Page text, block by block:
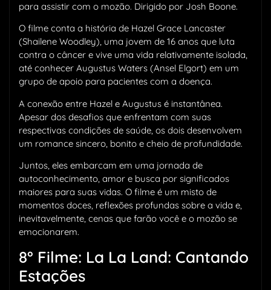
para assistir com o mozão. Dirigido por Josh Boone.
O filme conta a história de Hazel Grace Lancaster
(Shailene Woodley), uma jovem de 16 anos que luta
contra o câncer e vive uma vida relativamente isolada,
até conhecer Augustus Waters (Ansel Elgort) em um
grupo de apoio para pacientes com a doença.
A conexão entre Hazel e Augustus é instantânea.
Apesar dos desafios que enfrentam com suas
respectivas condições de saúde, os dois desenvolvem
um romance sincero, bonito e cheio de profundidade.
Juntos, eles embarcam em uma jornada de
autoconhecimento, amor e busca por significados
maiores para suas vidas. O filme é um misto de
momentos doces, reflexões profundas sobre a vida e,
inevitavelmente, cenas que farão você e o mozão se
emocionarem.
8° Filme: La La Land: Cantando
Estações